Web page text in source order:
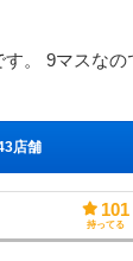
。 9マスなの
店舗
101
持ってる